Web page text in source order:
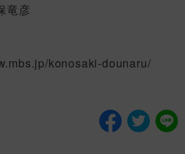
竜彦
konosaki-dounaru/